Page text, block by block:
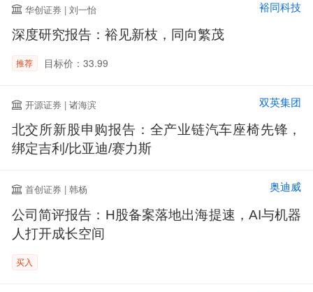
华创证券 | 刘一怡 裕同科技
深度研究报告：裕见新枝，同向繁茂
推荐 目标价：33.99
开源证券 | 诸海滨 双英集团
北交所新股申购报告：全产业链汽车座椅先锋，
绑定吉利/比亚迪/赛力斯
首创证券 | 韩杨 奥迪威
公司简评报告：H股备案落地出海提速，AI与机器
人打开成长空间
买入